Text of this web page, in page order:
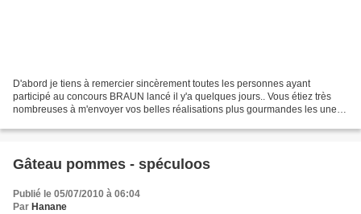
D'abord je tiens à remercier sincèrement toutes les personnes ayant
participé au concours BRAUN lancé il y'a quelques jours.. Vous étiez très
nombreuses à m'envoyer vos belles réalisations plus gourmandes les unes
Gâteau pommes - spéculoos
Publié le 05/07/2010 à 06:04
Par Hanane